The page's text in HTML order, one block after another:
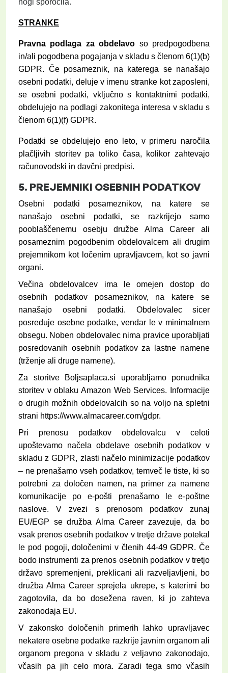
nogi sporočila.
STRANKE
Pravna podlaga za obdelavo so predpogodbena
in/ali pogodbena pogajanja v skladu s členom 6(1)(b)
GDPR. Če posameznik, na katerega se nanašajo
osebni podatki, deluje v imenu stranke kot zaposleni,
se osebni podatki, vključno s kontaktnimi podatki,
obdelujejo na podlagi zakonitega interesa v skladu s
členom 6(1)(f) GDPR.
Podatki se obdelujejo eno leto, v primeru naročila
plačljivih storitev pa toliko časa, kolikor zahtevajo
računovodski in davčni predpisi.
5. PREJEMNIKI OSEBNIH PODATKOV
Osebni podatki posameznikov, na katere se
nanašajo osebni podatki, se razkrijejo samo
pooblaščenemu osebju družbe Alma Career ali
posameznim pogodbenim obdelovalcem ali drugim
prejemnikom kot ločenim upravljavcem, kot so javni
organi.
Večina obdelovalcev ima le omejen dostop do
osebnih podatkov posameznikov, na katere se
nanašajo osebni podatki. Obdelovalec sicer
posreduje osebne podatke, vendar le v minimalnem
obsegu. Noben obdelovalec nima pravice uporabljati
posredovanih osebnih podatkov za lastne namene
(trženje ali druge namene).
Za storitve
Boljsaplaca.si uporabljamo ponudnika
storitev v oblaku Amazon Web Services. Informacije
o drugih možnih obdelovalcih so na voljo na spletni
strani https://www.almacareer.com/gdpr.
Pri prenosu podatkov obdelovalcu v celoti
upoštevamo načela obdelave osebnih podatkov v
skladu z GDPR, zlasti načelo minimizacije podatkov
– ne prenašamo vseh podatkov, temveč le tiste, ki so
potrebni za določen namen, na primer za namene
komunikacije po e-pošti prenašamo le e-poštne
naslove. V zvezi s prenosom podatkov zunaj
EU/EGP se družba Alma Career zavezuje, da bo
vsak prenos osebnih podatkov v tretje države potekal
le pod pogoji, določenimi v členih 44-49 GDPR. Če
bodo instrumenti za prenos osebnih podatkov v tretjo
državo spremenjeni, preklicani ali razveljavljeni, bo
družba Alma Career sprejela ukrepe, s katerimi bo
zagotovila, da bo dosežena raven, ki jo zahteva
zakonodaja EU.
V zakonsko določenih primerih lahko upravljavec
nekatere osebne podatke razkrije javnim organom ali
organom pregona v skladu z veljavno zakonodajo,
včasih pa jih celo mora. Zaradi tega smo včasih